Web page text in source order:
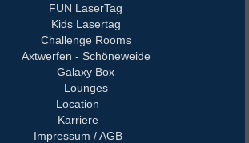
FUN LaserTag
Kids Lasertag
Challenge Rooms
Axtwerfen - Schöneweide
Galaxy Box
Lounges
Location
Karriere
Impressum / AGB